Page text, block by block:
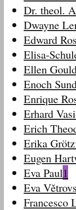
Dr. theol.
Dwayne
Edward
Elisa-
Ellen
Enoch
Enrique
Erhard
Erich
Erika
Eugen
Eva Paul1
Eva
Francesco